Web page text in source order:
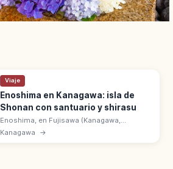
Viaje
Enoshima en Kanagawa: isla de
Shonan con santuario y shirasu
Enoshima, en Fujisawa (Kanagawa,
Shonan), tiene el santuario Enoshima Jinja,
miradores y bol de shirasu. A 50 min de la
Kanagawa →